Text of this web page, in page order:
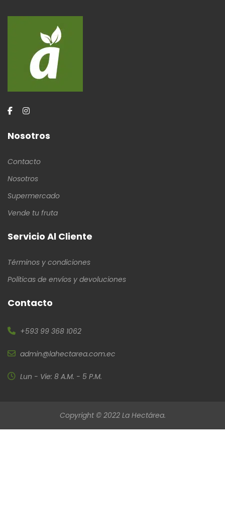
Nosotros
Contacto
Nosotros
Supermercado
Vende tu fruta
Servicio Al Cliente
Términos y condiciones
Políticas de envíos y devoluciones
Contacto
+593 99 368 1062
admin@lahectarea.com.ec
Lun - Vie: 8 A.M. - 5 P.M.
Copyright © 2022 La Hectárea.